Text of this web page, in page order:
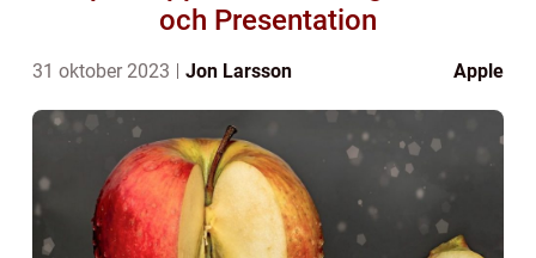
och Presentation
31 oktober 2023 Jon Larsson Apple